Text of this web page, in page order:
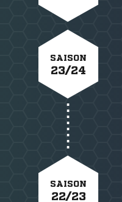
SAISON
23/24
SAISON
22/23